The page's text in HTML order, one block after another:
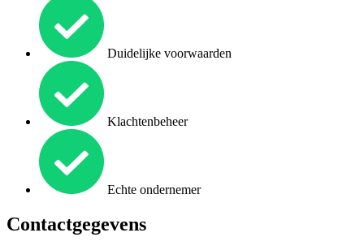
Duidelijke voorwaarden
Klachtenbeheer
Echte ondernemer
Contactgegevens